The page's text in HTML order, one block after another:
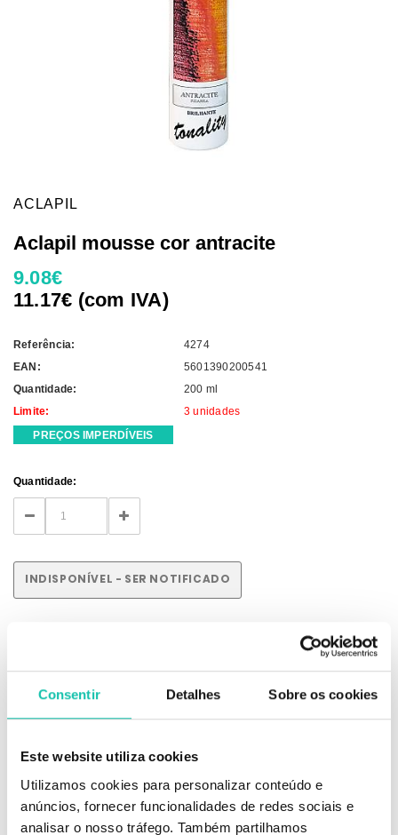
Consentir Detalhes Sobre os cookies
Este website utiliza cookies
Utilizamos cookies para personalizar conteúdo e
anúncios, fornecer funcionalidades de redes sociais e
analisar o nosso tráfego. Também partilhamos
ACLAPIL
Aclapil mousse cor antracite
9.08€
11.17€ (com IVA)
Referência:
4274
EAN:
5601390200541
Quantidade:
200 ml
Limite:
3 unidades
PREÇOS IMPERDÍVEIS
Current
Stock:
Quantidade:
DECREASE
QUANTITY:
INCREASE
QUANTITY:
INDISPONÍVEL - SER NOTIFICADO
DESCRIÇÃO
Com cores ricas, ideal para que possa experimentar diferentes tons
sempre que desejar. A espuma fácil de usar, não escorre, deixando o